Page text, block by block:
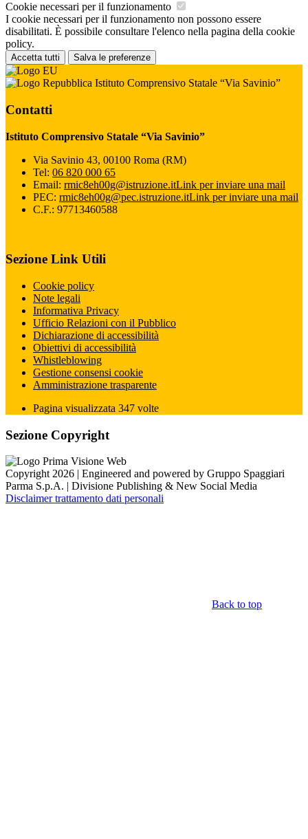
Cookie necessari per il funzionamento
I cookie necessari per il funzionamento non possono essere
disabilitati. È possibile consultare l'elenco nella pagina della cookie
policy.
Accetta tutti Salva le preferenze
Istituto Comprensivo Statale “Via Savinio”
Contatti
Istituto Comprensivo Statale “Via Savinio”
Via Savinio 43, 00100 Roma (RM)
Tel: 06 820 000 65
Email: rmic8eh00g@istruzione.itLink per inviare una mail
PEC: rmic8eh00g@pec.istruzione.itLink per inviare una mail
C.F.: 97713460588
Sezione Link Utili
Cookie policy
Note legali
Informativa Privacy
Ufficio Relazioni con il Pubblico
Dichiarazione di accessibilità
Obiettivi di accessibilità
Whistleblowing
Gestione consensi cookie
Amministrazione trasparente
Pagina visualizzata 347 volte
Sezione Copyright
Copyright 2026 | Engineered and powered by Gruppo Spaggiari
Parma S.p.A. | Divisione Publishing & New Social Media
Disclaimer trattamento dati personali
Back to top